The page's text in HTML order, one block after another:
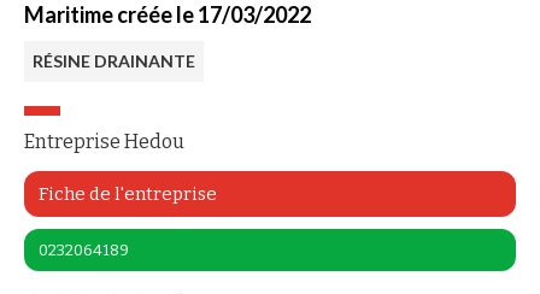
Maritime créée le 17/03/2022
RÉSINE DRAINANTE
Entreprise Hedou
Fiche de l'entreprise
0232064189